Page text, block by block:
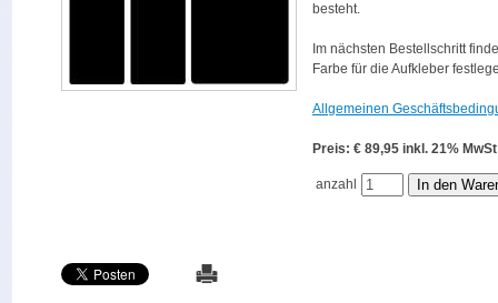
besteht.
Im nächsten Bestellschritt
Farbe für die Aufkleber
Allgemeinen
Preis: € 89,95 inkl. 21%
anzahl